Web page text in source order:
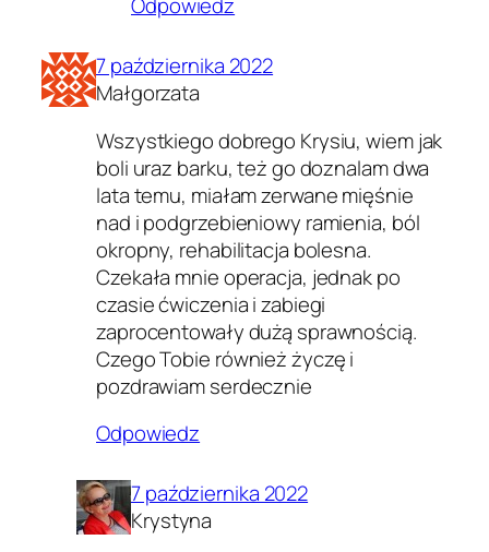
7 października 2022
Małgorzata
Wszystkiego dobrego Krysiu, wiem jak
boli uraz barku, też go doznalam dwa
lata temu, miałam zerwane mięśnie
nad i podgrzebieniowy ramienia, ból
okropny, rehabilitacja bolesna.
Czekała mnie operacja, jednak po
czasie ćwiczenia i zabiegi
zaprocentowały dużą sprawnością.
Czego Tobie również życzę i
pozdrawiam serdecznie
Odpowiedz
7 października 2022
Krystyna